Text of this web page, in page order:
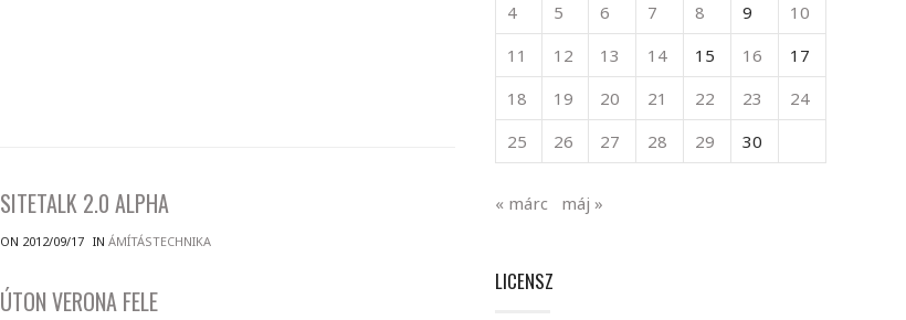
SITETALK 2.0 ALPHA
ON 2012/09/17 INÁMÍTÁSTECHNIKA
ÚTON VERONA FELE
4
5 6 7 8 9
10
11
12 13 14 15 16
17
18
19 20 21 22 23
24
25
26 27 28 29 30
« márc máj »
LICENSZ